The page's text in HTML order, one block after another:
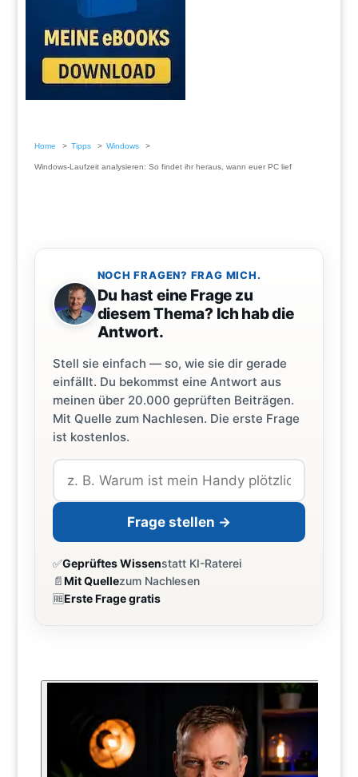
Home Tipps Windows
Windows-Laufzeit analysieren: So findet ihr heraus, wann euer PC lief
NOCH FRAGEN? FRAG MICH.
Du hast eine Frage zu
diesem Thema? Ich hab die
Antwort.
Stell sie einfach — so, wie sie dir gerade
einfällt. Du bekommst eine Antwort aus
meinen über 20.000 geprüften Beiträgen.
Mit Quelle zum Nachlesen. Die erste Frage
ist kostenlos.
Frage stellen →
✅Geprüftes Wissenstatt KI-Raterei
📄Mit Quellezum Nachlesen
🆓Erste Frage gratis